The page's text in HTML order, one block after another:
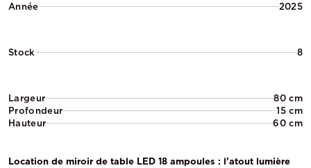
Année 2025
Stock 8
Largeur
80 cm
Profondeur
15 cm
Hauteur
60 cm
Location de miroir de table LED 18 ampoules : l’atout lumière